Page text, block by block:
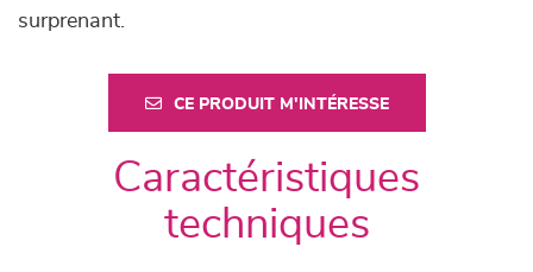
surprenant.
CE PRODUIT M'INTÉRESSE
Caractéristiques
techniques